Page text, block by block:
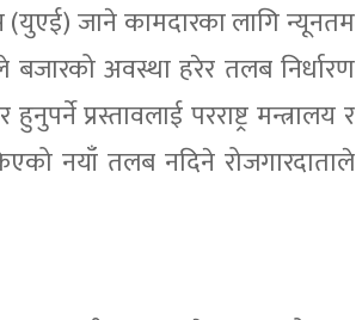
(युएई) जाने कामदारका लागि न्यूनतम
बजारको अवस्था हरेर तलब निर्धारण
प्रस्तावलाई परराष्ट्र मन्त्रालय र
नयाँ तलब नदिने रोजगारदाताले